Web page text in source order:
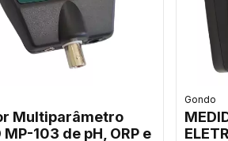
Multiparâmetro
MP-103 de pH, ORP e
Gondo